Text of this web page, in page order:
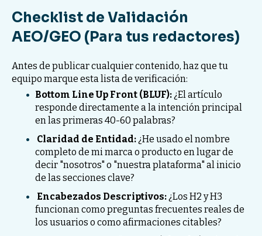
Checklist de Validación
AEO/GEO (Para tus redactores)
Antes de publicar cualquier contenido, haz que tu
equipo marque esta lista de verificación:
Bottom Line Up Front (BLUF): ¿El artículo
responde directamente a la intención principal
en las primeras 40-60 palabras?
Claridad de Entidad: ¿He usado el nombre
completo de mi marca o producto en lugar de
decir "nosotros" o "nuestra plataforma" al inicio
de las secciones clave?
Encabezados Descriptivos: ¿Los H2 y H3
funcionan como preguntas frecuentes reales de
los usuarios o como afirmaciones citables?